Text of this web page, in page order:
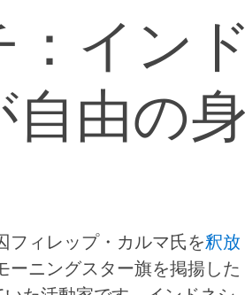
：イン
由の
フィレップ・カルマ氏を釈放
ーニングスター旗を掲揚した